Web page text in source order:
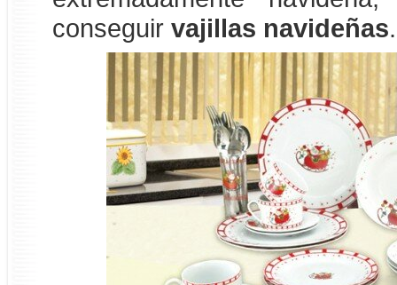
conseguir vajillas navideñas.